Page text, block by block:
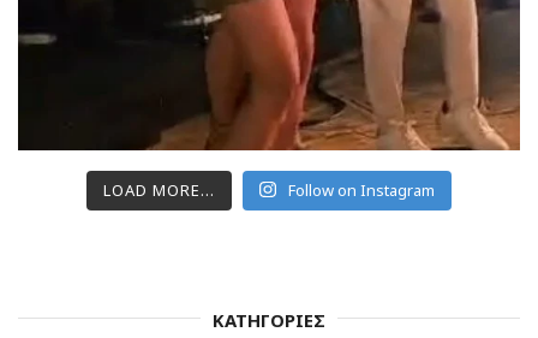
LOAD MORE... Follow on Instagram
ΚΑΤΗΓΟΡΙΕΣ